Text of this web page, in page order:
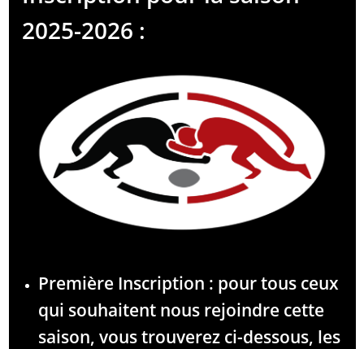
2025-2026 :
Première Inscription : pour tous ceux
qui souhaitent nous rejoindre cette
saison, vous trouverez ci-dessous, les